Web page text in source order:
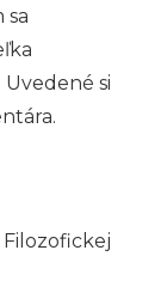
sa
Uvedené si